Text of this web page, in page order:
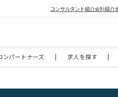
コンサルタント紹介会社紹介
ンパートナーズ | 求人を探す |